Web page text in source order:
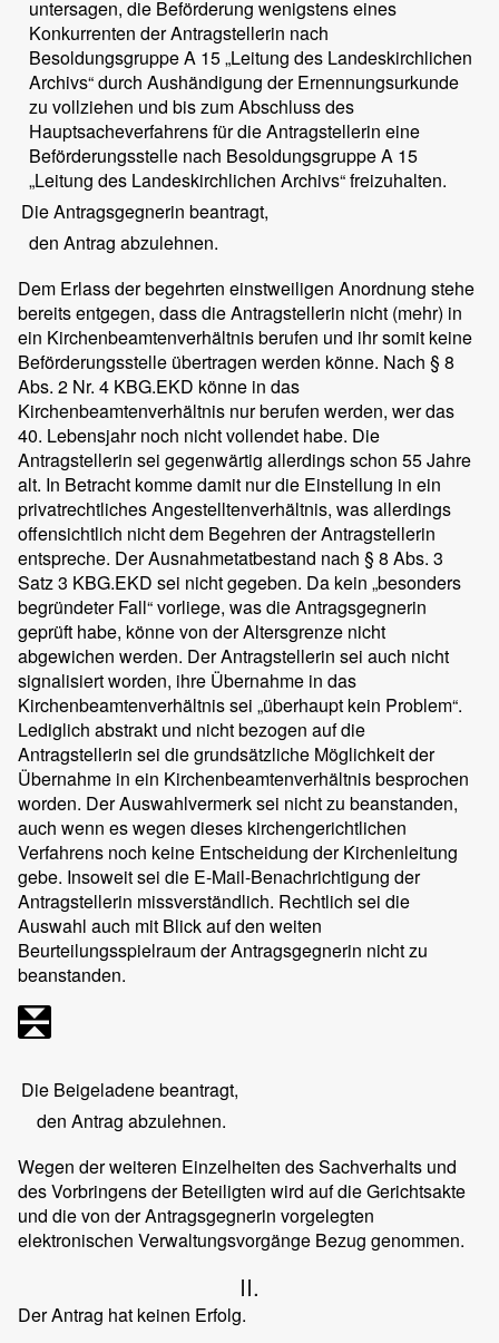
untersagen, die Beförderung wenigstens eines
Konkurrenten der Antragstellerin nach
Besoldungsgruppe A 15 „Leitung des Landeskirchlichen
Archivs“ durch Aushändigung der Ernennungsurkunde
zu vollziehen und bis zum Abschluss des
Hauptsacheverfahrens für die Antragstellerin eine
Beförderungsstelle nach Besoldungsgruppe A 15
„Leitung des Landeskirchlichen Archivs“ freizuhalten.
Die Antragsgegnerin beantragt,
den Antrag abzulehnen.
Dem Erlass der begehrten einstweiligen Anordnung stehe
bereits entgegen, dass die Antragstellerin nicht (mehr) in
ein Kirchenbeamtenverhältnis berufen und ihr somit keine
Beförderungsstelle übertragen werden könne. Nach § 8
Abs. 2 Nr. 4 KBG.EKD könne in das
Kirchenbeamtenverhältnis nur berufen werden, wer das
40. Lebensjahr noch nicht vollendet habe. Die
Antragstellerin sei gegenwärtig allerdings schon 55 Jahre
alt. In Betracht komme damit nur die Einstellung in ein
privatrechtliches Angestelltenverhältnis, was allerdings
offensichtlich nicht dem Begehren der Antragstellerin
entspreche. Der Ausnahmetatbestand nach § 8 Abs. 3
Satz 3 KBG.EKD sei nicht gegeben. Da kein „besonders
begründeter Fall“ vorliege, was die Antragsgegnerin
geprüft habe, könne von der Altersgrenze nicht
abgewichen werden. Der Antragstellerin sei auch nicht
signalisiert worden, ihre Übernahme in das
Kirchenbeamtenverhältnis sei „überhaupt kein Problem“.
Lediglich abstrakt und nicht bezogen auf die
Antragstellerin sei die grundsätzliche Möglichkeit der
Übernahme in ein Kirchenbeamtenverhältnis besprochen
worden. Der Auswahlvermerk sei nicht zu beanstanden,
auch wenn es wegen dieses kirchengerichtlichen
Verfahrens noch keine Entscheidung der Kirchenleitung
gebe. Insoweit sei die E-Mail-Benachrichtigung der
Antragstellerin missverständlich. Rechtlich sei die
Auswahl auch mit Blick auf den weiten
Beurteilungsspielraum der Antragsgegnerin nicht zu
beanstanden.
Die Beigeladene beantragt,
den Antrag abzulehnen.
Wegen der weiteren Einzelheiten des Sachverhalts und
des Vorbringens der Beteiligten wird auf die Gerichtsakte
und die von der Antragsgegnerin vorgelegten
elektronischen Verwaltungsvorgänge Bezug genommen.
II.
Der Antrag hat keinen Erfolg.